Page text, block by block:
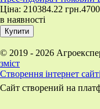
Ціна: 210384.22 грн.
в наявності
© 2019 - 2026
зміст
Створення інтернет
Сайт створений на